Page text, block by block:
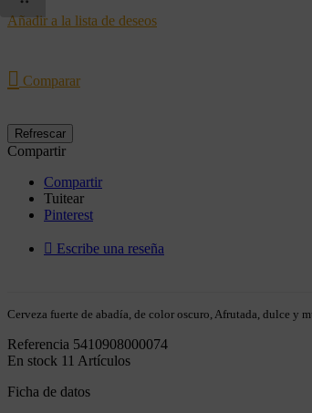
Añadir a la lista de deseos
 Comparar
Compartir
Compartir
Tuitear
Pinterest
 Escribe una reseña
Cerveza fuerte de abadía, de color oscuro, Afrutada, dulce y
Referencia 5410908000074
En stock 11 Artículos
Ficha de datos